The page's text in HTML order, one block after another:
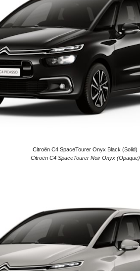
Citroën C4 SpaceTourer Onyx Black (Solid)
Citroën C4 SpaceTourer Noir Onyx (Opaque)